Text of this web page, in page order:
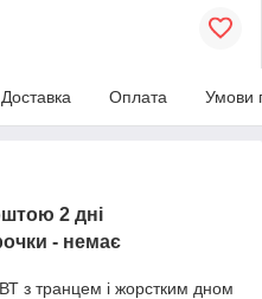
Доставка Оплата Умови
2 дні
- немає
з транцем і жорстким дном